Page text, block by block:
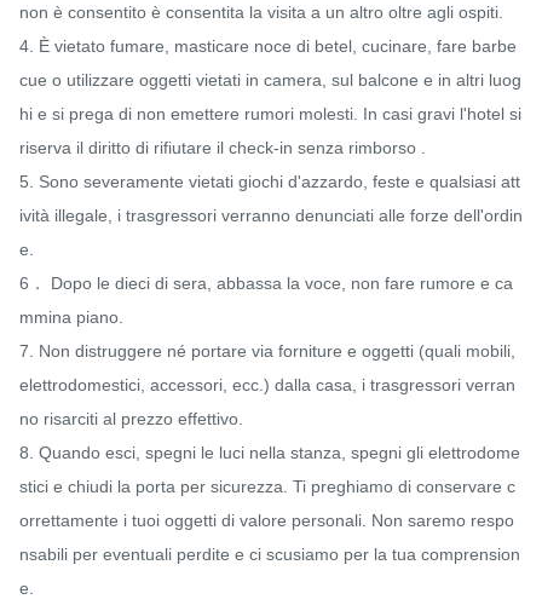
non è consentito è consentita la visita a un altro oltre agli ospiti.
4. È vietato fumare, masticare noce di betel, cucinare, fare barbe
cue o utilizzare oggetti vietati in camera, sul balcone e in altri luog
hi e si prega di non emettere rumori molesti. In casi gravi l'hotel si
riserva il diritto di rifiutare il check-in senza rimborso .
5. Sono severamente vietati giochi d'azzardo, feste e qualsiasi att
ività illegale, i trasgressori verranno denunciati alle forze dell'ordin
e.
6． Dopo le dieci di sera, abbassa la voce, non fare rumore e ca
mmina piano.
7. Non distruggere né portare via forniture e oggetti (quali mobili,
elettrodomestici, accessori, ecc.) dalla casa, i trasgressori verran
no risarciti al prezzo effettivo.
8. Quando esci, spegni le luci nella stanza, spegni gli elettrodome
stici e chiudi la porta per sicurezza. Ti preghiamo di conservare c
orrettamente i tuoi oggetti di valore personali. Non saremo respo
nsabili per eventuali perdite e ci scusiamo per la tua comprension
e.